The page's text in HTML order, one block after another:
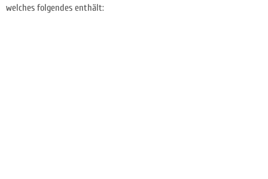
welches folgendes enthält: